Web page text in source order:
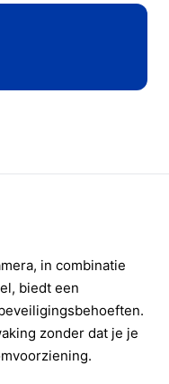
in combinatie
biedt een
zonder dat je je